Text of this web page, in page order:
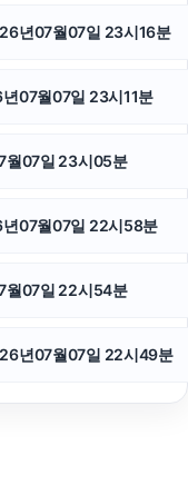
년07월07일 23시16분
07월07일 23시11분
월07일 23시05분
년07월07일 22시58분
월07일 22시54분
년07월07일 22시49분